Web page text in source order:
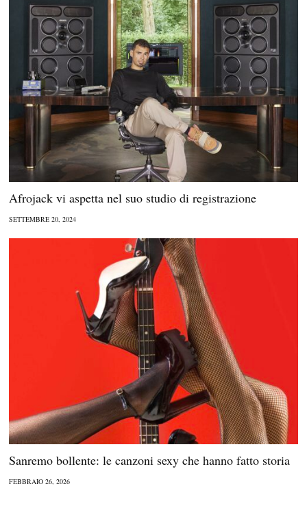
Afrojack vi aspetta nel suo studio di registrazione
SETTEMBRE 20, 2024
Sanremo bollente: le canzoni sexy che hanno fatto storia
FEBBRAIO 26, 2026